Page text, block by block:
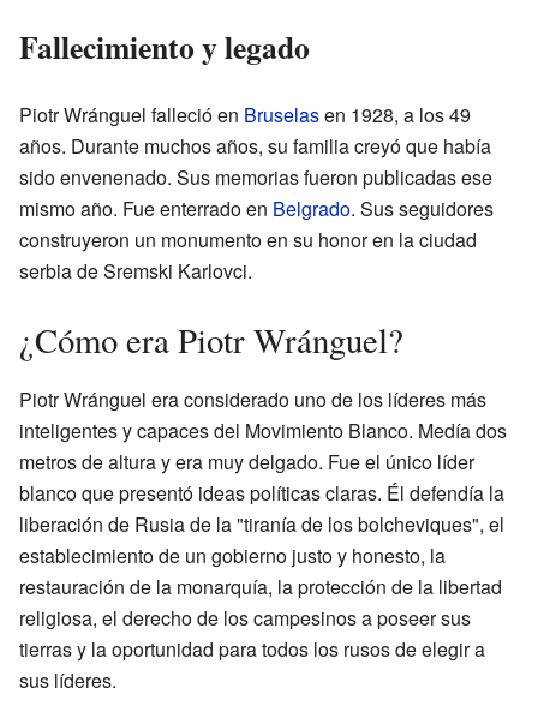
Fallecimiento y legado
Piotr Wránguel falleció en Bruselasen 1928, a los 49
años. Durante muchos años, su familia creyó que había
sido envenenado. Sus memorias fueron publicadas ese
mismo año. Fue enterrado en Belgrado. Sus seguidores
construyeron un monumento en su honor en la ciudad
serbia de Sremski Karlovci.
¿Cómo era Piotr Wránguel?
Piotr Wránguel era considerado uno de los líderes más
inteligentes y capaces del Movimiento Blanco. Medía dos
metros de altura y era muy delgado. Fue el único líder
blanco que presentó ideas políticas claras. Él defendía la
liberación de Rusia de la "tiranía de los bolcheviques", el
establecimiento de un gobierno justo y honesto, la
restauración de la monarquía, la protección de la libertad
religiosa, el derecho de los campesinos a poseer sus
tierras y la oportunidad para todos los rusos de elegir a
sus líderes.